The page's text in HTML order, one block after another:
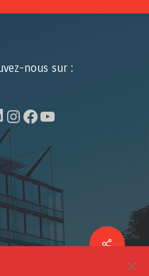
Share
nous sur :
LinkedIn
Instagram
Facebook